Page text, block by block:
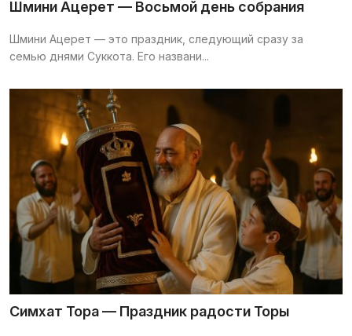
Шмини Ацерет — Восьмой день собрания
Шмини Ацерет — это праздник, следующий сразу за
семью днями Суккота. Его названи...
Симхат Тора — Праздник радости Торы